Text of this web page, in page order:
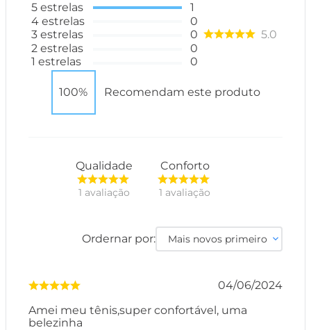
5 estrelas
4 estrelas
3 estrelas
2 estrelas
1 estrelas
1
0
0
0
0
5.0
100% Recomendam este produto
Qualidade
1 avaliação
Conforto
1 avaliação
Ordernar por: Mais novos primeiro
04/06/2024
Amei meu tênis,super confortável, uma
belezinha